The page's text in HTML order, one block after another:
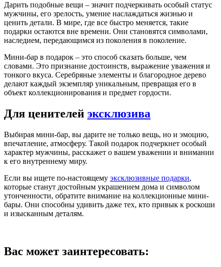
Дарить подобные вещи – значит подчеркивать особый статус
мужчины, его зрелость, умение наслаждаться жизнью и
ценить детали. В мире, где все быстро меняется, такие
подарки остаются вне времени. Они становятся символами,
наследием, передающимся из поколения в поколение.
Мини-бар в подарок – это способ сказать больше, чем
словами. Это признание достоинств, выражение уважения и
тонкого вкуса. Серебряные элементы и благородное дерево
делают каждый экземпляр уникальным, превращая его в
объект коллекционирования и предмет гордости.
Для ценителей эксклюзива
Выбирая мини-бар, вы дарите не только вещь, но и эмоцию,
впечатление, атмосферу. Такой подарок подчеркнет особый
характер мужчины, расскажет о вашем уважении и внимании
к его внутреннему миру.
Если вы ищете по-настоящему эксклюзивные подарки,
которые станут достойным украшением дома и символом
утонченности, обратите внимание на коллекционные мини-
бары. Они способны удивить даже тех, кто привык к роскоши
и изысканным деталям.
Вас может заинтересовать: